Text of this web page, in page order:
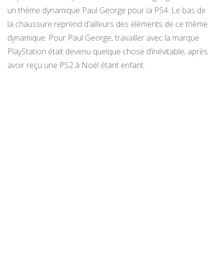
un thème dynamique Paul George pour la PS4. Le bas de
la chaussure reprend d’ailleurs des éléments de ce thème
dynamique. Pour Paul George, travailler avec la marque
PlayStation était devenu quelque chose d’inévitable, après
avoir reçu une PS2 à Noël étant enfant.